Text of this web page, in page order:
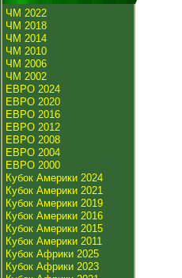
ЧМ 2022
ЧМ 2018
ЧМ 2014
ЧМ 2010
ЧМ 2006
ЧМ 2002
ЕВРО 2024
ЕВРО 2020
ЕВРО 2016
ЕВРО 2012
ЕВРО 2008
ЕВРО 2004
ЕВРО 2000
Кубок Америки 2024
Кубок Америки 2021
Кубок Америки 2019
Кубок Америки 2016
Кубок Америки 2015
Кубок Америки 2011
Кубок Африки 2025
Кубок Африки 2023